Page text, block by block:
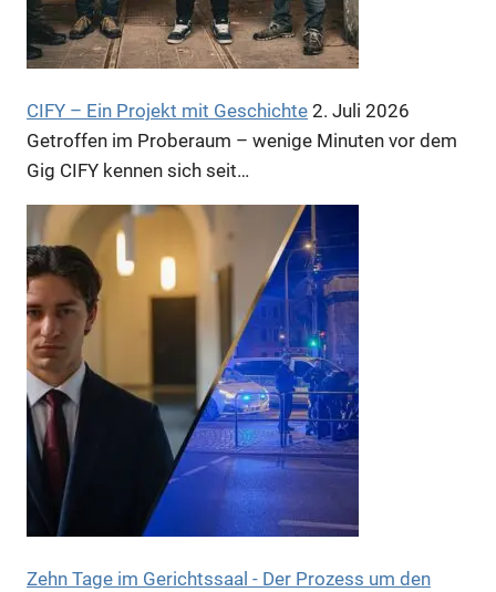
CIFY – Ein Projekt mit Geschichte 2. Juli 2026
Getroffen im Proberaum – wenige Minuten vor dem
Gig CIFY kennen sich seit…
Zehn Tage im Gerichtssaal - Der Prozess um den